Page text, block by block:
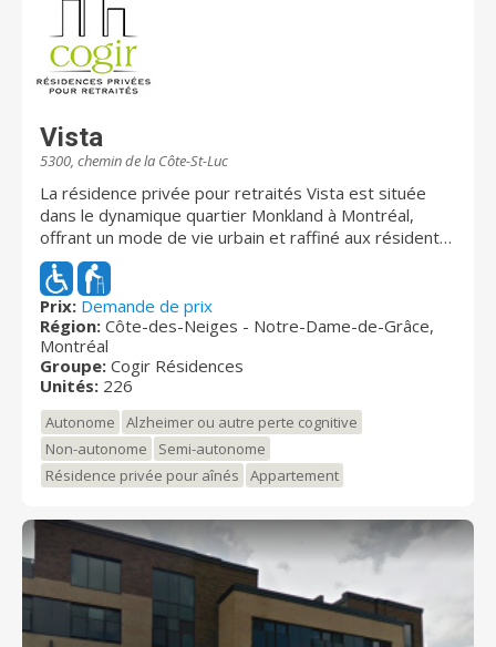
Vista
5300, chemin de la Côte-St-Luc
La résidence privée pour retraités Vista est située
dans le dynamique quartier Monkland à Montréal,
offrant un mode de vie urbain et raffiné aux résidents.
Son emplacement stratégique à proximité de cafés,
boulangeries et galeries d'art fait d'elle un choix
incontournable. La résidence offre une terrasse-jardin
sur le toit pour se détendre et admirer la vue
panoramique de la ville, une salle de cinéma, une
piscine intérieure et bien plus. Bénéficiez d'un
environnement chaleureux où les jours se suivent
mais ne se ressemblent pas.
Prix: Demande de prix
Région: Côte-des-Neiges - Notre-Dame-de-Grâce,
Montréal
Groupe: Cogir Résidences
Unités: 226
Autonome
Alzheimer ou autre perte cognitive
Non-autonome
Semi-autonome
Résidence privée pour aînés
Appartement